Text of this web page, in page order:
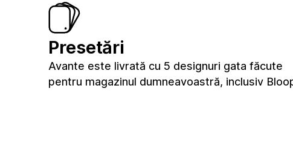
Presetări
Avante este livrată cu 5 designuri gata făcute
pentru magazinul dumneavoastră, inclusiv